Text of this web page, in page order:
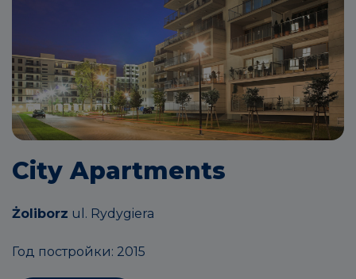
City Apartments
Żoliborz ul. Rydygiera
Год постройки: 2015